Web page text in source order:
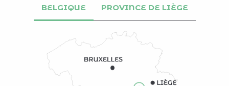
BELGIQUE PROVINCE DE LIÈGE